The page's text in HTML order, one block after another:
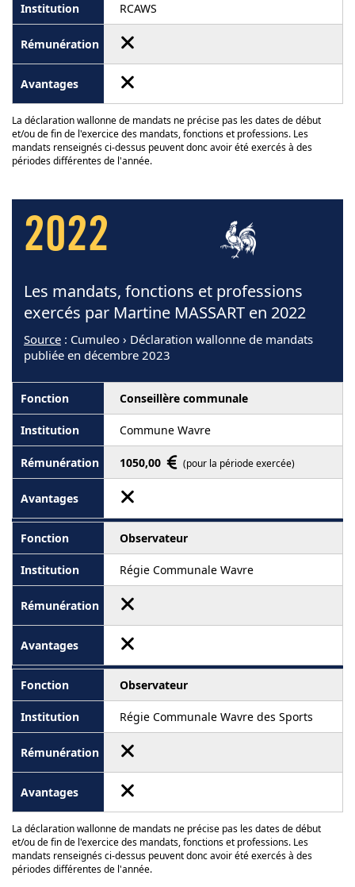
RCAWS
La déclaration wallonne de mandats ne précise pas les dates de début
et/ou de fin de l'exercice des mandats, fonctions et professions. Les
mandats renseignés ci-dessus peuvent donc avoir été exercés à des
périodes différentes de l'année.
2022
Les mandats, fonctions et professions
exercés par Martine MASSART en 2022
Source : Cumuleo › Déclaration wallonne de mandats
publiée en décembre 2023
Conseillère communale
Commune Wavre
1050,00 (pour la période exercée)
Observateur
Régie Communale Wavre
Observateur
Régie Communale Wavre des Sports
La déclaration wallonne de mandats ne précise pas les dates de début
et/ou de fin de l'exercice des mandats, fonctions et professions. Les
mandats renseignés ci-dessus peuvent donc avoir été exercés à des
périodes différentes de l'année.